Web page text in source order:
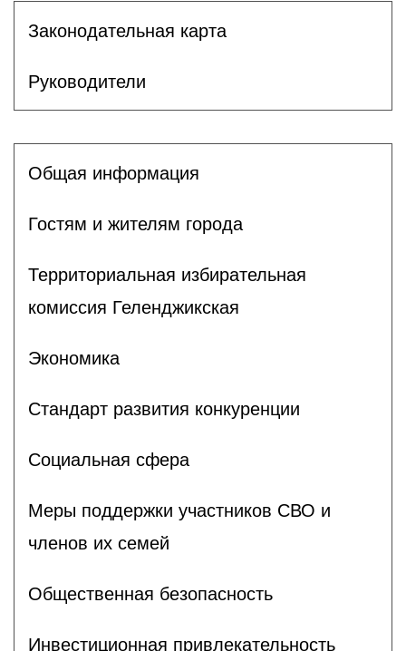
Законодательная карта
Руководители
Общая информация
Гостям и жителям города
Территориальная избирательная
комиссия Геленджикcкая
Экономика
Стандарт развития конкуренции
Социальная сфера
Меры поддержки участников СВО и
членов их семей
Общественная безопасность
Инвестиционная привлекательность